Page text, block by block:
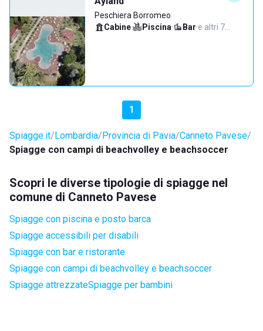
Peschiera Borromeo
Cabine· Piscina· Bar·e altri 7…
1
Spiagge.it Lombardia Provincia di Pavia Canneto Pavese
Spiagge con campi di beachvolley e beachsoccer
Scopri le diverse tipologie di spiagge nel
comune di Canneto Pavese
Spiagge con piscina e posto barca
Spiagge accessibili per disabili
Spiagge con bar e ristorante
Spiagge con campi di beachvolley e beachsoccer
Spiagge attrezzateSpiagge per bambini